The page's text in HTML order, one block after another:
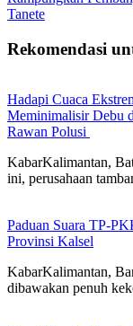
Tanete
Rekomendasi
Hadapi Cuaca
Meminimalisir Debu
Rawan Polusi
KabarKalimantan,
ini, perusahaan
Paduan Suara TP-
Provinsi Kalsel
KabarKalimantan,
dibawakan penuh